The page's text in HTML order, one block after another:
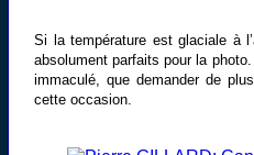
Si la température est glaciale à
absolument parfaits pour la
immaculé, que demander de
cette occasion.